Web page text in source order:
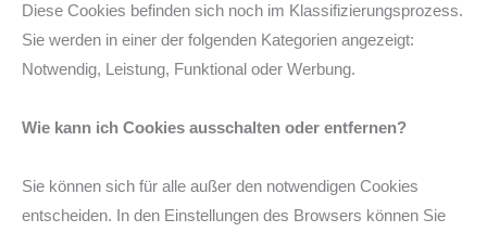
Diese Cookies befinden sich noch im Klassifizierungsprozess.
Sie werden in einer der folgenden Kategorien angezeigt:
Notwendig, Leistung, Funktional oder Werbung.
Wie kann ich Cookies ausschalten oder entfernen?
Sie können sich für alle außer den notwendigen Cookies
entscheiden. In den Einstellungen des Browsers können Sie